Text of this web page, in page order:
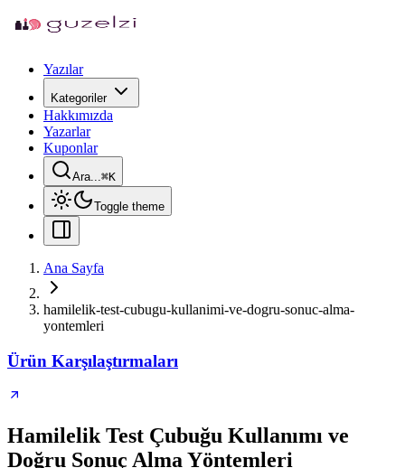
Yazılar
Kategoriler
Hakkımızda
Yazarlar
Kuponlar
Ara...⌘K
Toggle theme
Ana Sayfa
hamilelik-test-cubugu-kullanimi-ve-dogru-sonuc-alma-
yontemleri
Ürün Karşılaştırmaları
Hamilelik Test Çubuğu Kullanımı ve
Doğru Sonuç Alma Yöntemleri